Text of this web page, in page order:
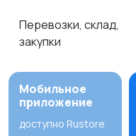
Перевозки, склад,
закупки
Мобильное
приложение
доступно Rustore